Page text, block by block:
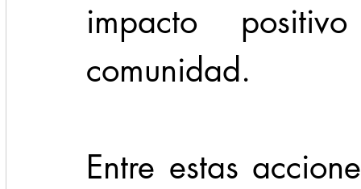
impacto
comunidad.
Entre estas